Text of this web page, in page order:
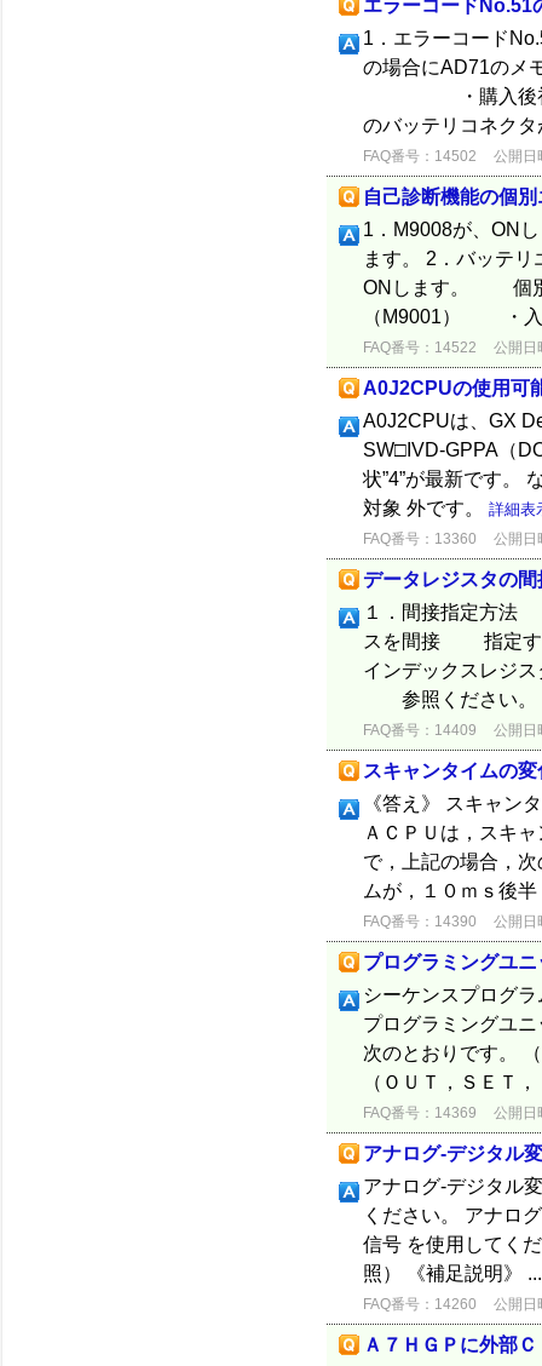
エラーコードNo.51
1．エラーコード
の場合にAD71の
・購入後初め
のバッテリコネ
FAQ番号：14502 公開日
自己診断機能の個
1．M9008が、ON
ます。 2．バッテ
ONします。 個別
（M9001） ・
FAQ番号：14522 公開日
A0J2CPUの使用可
A0J2CPUは、GX
SW□IVD-GPPA（
状”4”が最新です。
対象 外です。 詳細表
FAQ番号：13360 公開日
データレジスタの
１．間接指定方法
スを間接 指定す
インデックスレジ
参照ください。
FAQ番号：14409 公開日
スキャンタイムの変
《答え》 スキャン
ＡＣＰＵは，スキ
で，上記の場合，
ムが，１０ｍｓ後
FAQ番号：14390 公開日
プログラミングユ
シーケンスプログ
プログラミングユ
次のとおりです。
（ＯＵＴ，ＳＥＴ
FAQ番号：14369 公開日
アナログ-デジタル
アナログ-デジタル
ください。 アナロ
信号 を使用してく
照） 《補足説明》
FAQ番号：14260 公開日
Ａ７ＨＧＰに外部